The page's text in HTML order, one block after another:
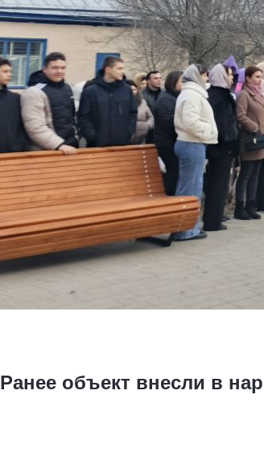
Ранее объект внесли в